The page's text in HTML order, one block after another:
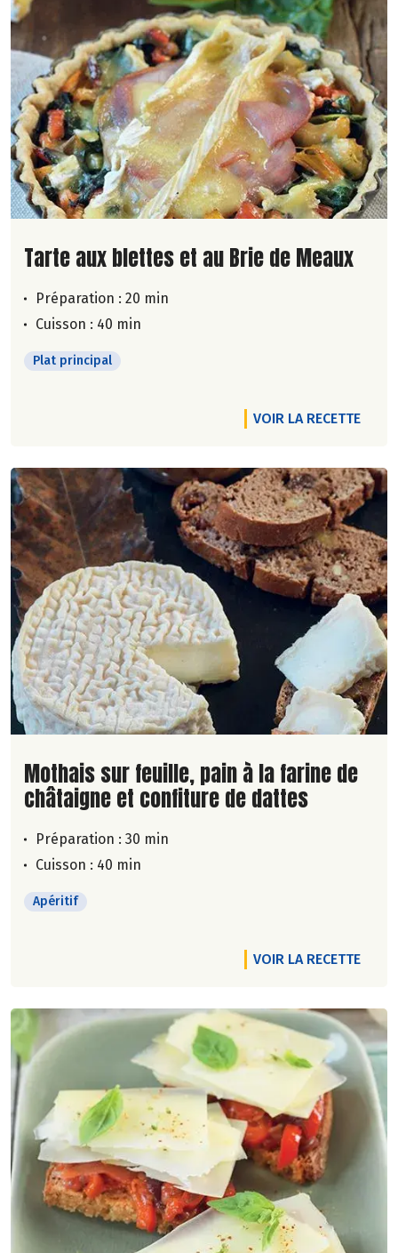
Lire la suite de la recette
Tarte aux blettes et au Brie de Meaux
Préparation : 20 min
Cuisson : 40 min
Plat principal
VOIR LA RECETTE
Lire la suite de la recette
Mothais sur feuille, pain à la farine de
châtaigne et confiture de dattes
Préparation : 30 min
Cuisson : 40 min
Apéritif
VOIR LA RECETTE